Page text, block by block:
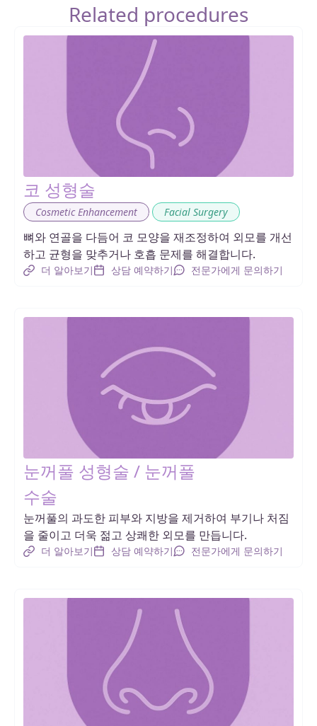
Related procedures
코 성형술
Cosmetic Enhancement Facial Surgery
뼈와 연골을 다듬어 코 모양을 재조정하여 외모를 개선
하고 균형을 맞추거나 호흡 문제를 해결합니다.
더 알아보기 상담 예약하기 전문가에게 문의하기
눈꺼풀 성형술 / 눈꺼풀
수술
눈꺼풀의 과도한 피부와 지방을 제거하여 부기나 처짐
을 줄이고 더욱 젊고 상쾌한 외모를 만듭니다.
더 알아보기 상담 예약하기 전문가에게 문의하기